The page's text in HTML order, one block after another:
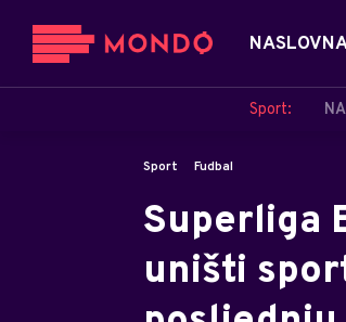
Sport:
Sport Fudbal
Superliga
uništi